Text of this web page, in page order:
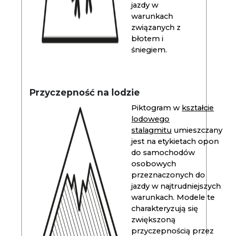
jazdy w
warunkach
związanych z
błotem i
śniegiem.
Przyczepność na lodzie
Piktogram w kształcie
lodowego
stalagmitu umieszczany
jest na etykietach opon
do samochodów
osobowych
przeznaczonych do
jazdy w najtrudniejszych
warunkach. Modele te
charakteryzują się
zwiększoną
przyczepnością przez